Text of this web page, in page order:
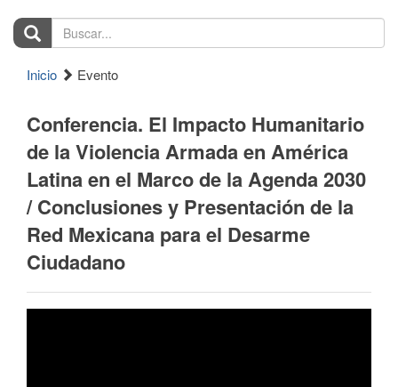
Buscar...
Inicio Evento
Conferencia. El Impacto Humanitario
de la Violencia Armada en América
Latina en el Marco de la Agenda 2030
/ Conclusiones y Presentación de la
Red Mexicana para el Desarme
Ciudadano